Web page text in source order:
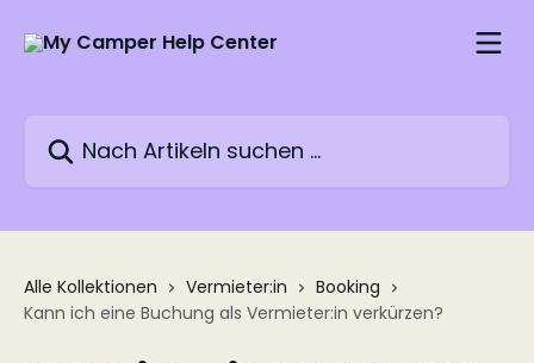
Alle Kollektionen Vermieter:in
Booking
Kann ich eine Buchung als Vermieter:in verkürzen?